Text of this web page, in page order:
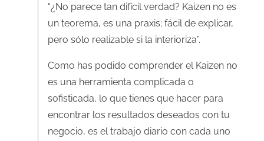
“¿No parece tan difícil verdad? Kaizen no es
un teorema, es una praxis; fácil de explicar,
pero sólo realizable si la interioriza”.
Como has podido comprender el Kaizen no
es una herramienta complicada o
sofisticada, lo que tienes que hacer para
encontrar los resultados deseados con tu
negocio, es el trabajo diario con cada uno